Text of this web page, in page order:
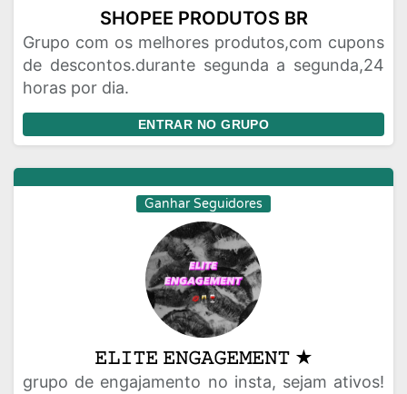
SHOPEE PRODUTOS BR
Grupo com os melhores produtos,com cupons
de descontos.durante segunda a segunda,24
horas por dia.
ENTRAR NO GRUPO
Ganhar Seguidores
𝙴𝙻𝙸𝚃𝙴 𝙴𝙽𝙶𝙰𝙶𝙴𝙼𝙴𝙽𝚃 ★
grupo de engajamento no insta, sejam ativos!